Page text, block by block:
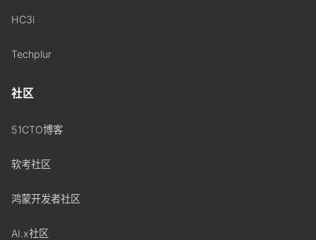
HC3i
Techplur
社区
51CTO博客
软考社区
鸿蒙开发者社区
AI.x社区